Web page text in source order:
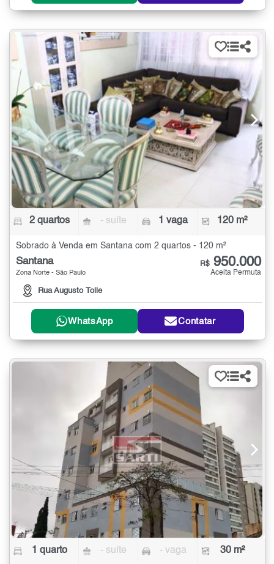
2 quartos - suíte 1 vaga 120 m²
Sobrado à Venda em Santana com 2 quartos - 120 m²
Santana
Zona Norte - São Paulo
Rua Augusto Tolle
R$ 950.000
Aceita Permuta
WhatsApp Contatar
1 quarto - suíte - vaga 30 m²